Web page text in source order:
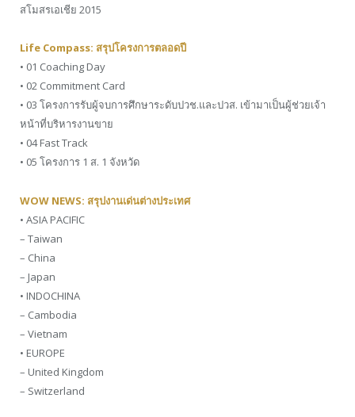
สโมสรเอเชีย 2015
Life Compass: สรุปโครงการตลอดปี
• 01 Coaching Day
• 02 Commitment Card
• 03 โครงการรับผู้จบการศึกษาระดับปวช.และปวส. เข้ามาเป็นผู้ช่วยเจ้า
หน้าที่บริหารงานขาย
• 04 Fast Track
• 05 โครงการ 1 ส. 1 จังหวัด
WOW NEWS: สรุปงานเด่นต่างประเทศ
• ASIA PACIFIC
– Taiwan
– China
– Japan
• INDOCHINA
– Cambodia
– Vietnam
• EUROPE
– United Kingdom
– Switzerland